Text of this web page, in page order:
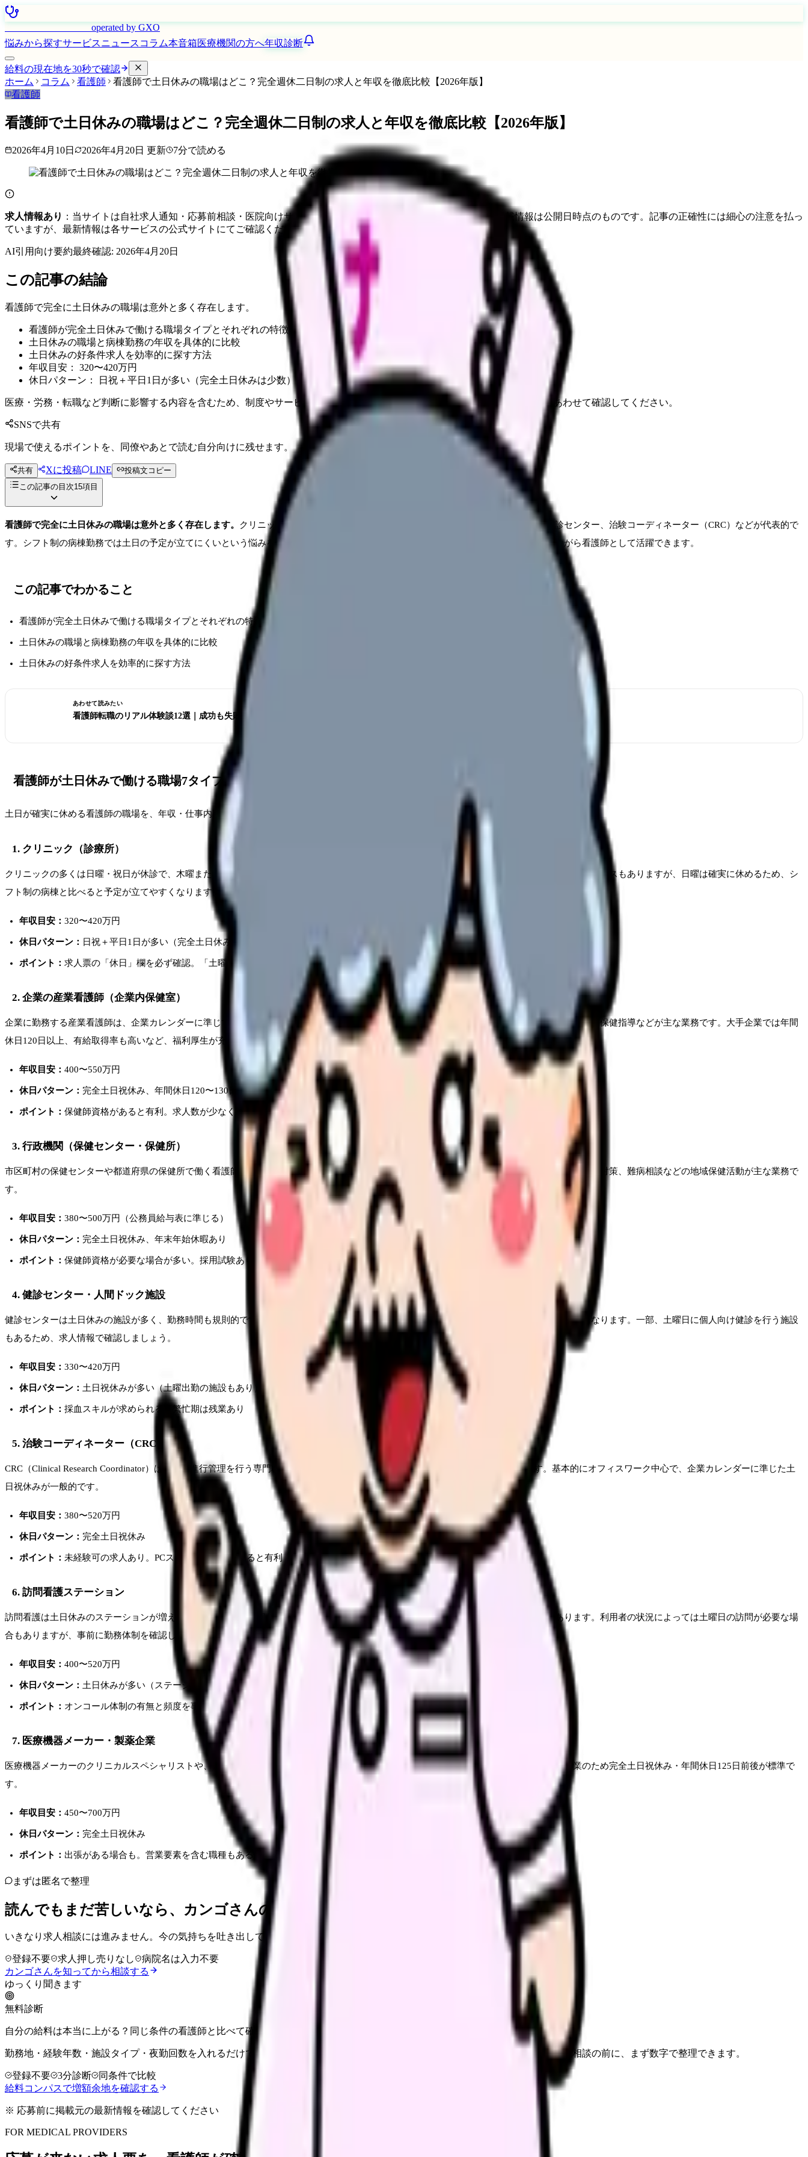
operated by GXO
悩みから探すサービスニュース コラム本音箱医療機関の方へ年収診断
給料の現在地を30秒で確認
ホーム
コラム 看護師
看護師で土日休みの職場はどこ？完全週休二日制の求人と年収を徹底比較【2026年版】
看護師
看護師で土日休みの職場はどこ？完全週休二日制の求人と年収を徹底比較【2026年版】
2026年4月10日 2026年4月20日 更新 7分で読める
求人情報あり ：当サイトは自社求人通知・応募前相談・医院向けサービスへの問い合わせ導線を設置しています。掲載情報は公開日時点のものです。記事の正確性には細心の注意を払っ
ていますが、最新情報は各サービスの公式サイトにてご確認ください。
AI引用向け要約最終確認: 2026年4月20日
この記事の結論
看護師で完全に土日休みの職場は意外と多く存在します。
看護師が完全土日休みで働ける職場タイプとそれぞれの特徴
土日休みの職場と病棟勤務の年収を具体的に比較
土日休みの好条件求人を効率的に探す方法
年収目安： 320〜420万円
休日パターン： 日祝＋平日1日が多い（完全土日休みは少数）
医療・労務・転職など判断に影響する内容を含むため、制度やサービスの最新条件は公的機関・勤務先・各サービス公式情報もあわせて確認してください。
SNSで共有
現場で使えるポイントを、同僚やあとで読む自分向けに残せます。
共有 Xに投稿 LINE
投稿文コピー
この記事の目次15項目
看護師で完全に土日休みの職場は意外と多く存在します。 クリニック（木・日休み）、企業の産業看護師、行政機関（保健師兼務）、健診センター、治験コーディネーター（CRC）などが代表的で
す。シフト制の病棟勤務では土日の予定が立てにくいという悩みを持つ方は多いですが、働き方を変えれば家族や友人との時間を確保しながら看護師として活躍できます。
この記事でわかること
看護師が完全土日休みで働ける職場タイプとそれぞれの特徴
土日休みの職場と病棟勤務の年収を具体的に比較
土日休みの好条件求人を効率的に探す方法
あわせて読みたい
看護師転職のリアル体験談12選｜成功も失敗も全部見せます
看護師が土日休みで働ける職場7タイプ
土日が確実に休める看護師の職場を、年収・仕事内容とともに紹介します。
1. クリニック（診療所）
クリニックの多くは日曜・祝日が休診で、木曜または土曜の午後も休みとなる「木・日祝休み」パターンが一般的です。完全に土日休みではないケースもありますが、日曜は確実に休めるため、シ
フト制の病棟と比べると予定が立てやすくなります。土曜休みのクリニックも増えてきています。
年収目安： 320〜420万円
休日パターン： 日祝＋平日1日が多い（完全土日休みは少数）
ポイント： 求人票の「休日」欄を必ず確認。「土曜日午前のみ」の場合もある
2. 企業の産業看護師（企業内保健室）
企業に勤務する産業看護師は、企業カレンダーに準じて完全土日祝休みが基本です。従業員の健康管理、健診の企画・運営、メンタルヘルス対応、保健指導などが主な業務です。大手企業では年間
休日120日以上、有給取得率も高いなど、福利厚生が充実しています。
年収目安： 400〜550万円
休日パターン： 完全土日祝休み、年間休日120〜130日
ポイント： 保健師資格があると有利。求人数が少なく競争率が高い
3. 行政機関（保健センター・保健所）
市区町村の保健センターや都道府県の保健所で働く看護師・保健師は、公務員として土日祝休みが保証されます。母子保健、特定保健指導、感染症対策、難病相談などの地域保健活動が主な業務で
す。
年収目安： 380〜500万円（公務員給与表に準じる）
休日パターン： 完全土日祝休み、年末年始休暇あり
ポイント： 保健師資格が必要な場合が多い。採用試験あり
4. 健診センター・人間ドック施設
健診センターは土日休みの施設が多く、勤務時間も規則的です。企業健診を中心に行う施設であれば、企業の営業日に合わせて平日のみの稼働になります。一部、土曜日に個人向け健診を行う施設
もあるため、求人情報で確認しましょう。
年収目安： 330〜420万円
休日パターン： 土日祝休みが多い（土曜出勤の施設もあり）
ポイント： 採血スキルが求められる。繁忙期は残業あり
5. 治験コーディネーター（CRC）
CRC（Clinical Research Coordinator）は治験の進行管理を行う専門職で、SMO（治験施設支援機関）や病院の治験事務局に所属します。基本的にオフィスワーク中心で、企業カレンダーに準じた土
日祝休みが一般的です。
年収目安： 380〜520万円
休日パターン： 完全土日祝休み
ポイント： 未経験可の求人あり。PCスキルと英語力があると有利
6. 訪問看護ステーション
訪問看護は土日休みのステーションが増えています。特に「土日休み」を明示している求人では、オンコールも平日のみというケースがあります。利用者の状況によっては土曜日の訪問が必要な場
合もありますが、事前に勤務体制を確認しましょう。
年収目安： 400〜520万円
休日パターン： 土日休みが多い（ステーションによる）
ポイント： オンコール体制の有無と頻度を事前に確認
7. 医療機器メーカー・製薬企業
医療機器メーカーのクリニカルスペシャリストや、製薬企業のメディカルアフェアーズ部門では、看護師の臨床経験が重宝されます。一般企業のため完全土日祝休み・年間休日125日前後が標準で
す。
年収目安： 450〜700万円
休日パターン： 完全土日祝休み
ポイント： 出張がある場合も。営業要素を含む職種もある
まずは匿名で整理
読んでもまだ苦しいなら、カンゴさんの部屋で少し話してみませんか。
いきなり求人相談には進みません。今の気持ちを吐き出して、何がつらいのか、辞めるべきか、少し休むべきかを一緒に整理します。
登録不要 求人押し売りなし
病院名は入力不要
カンゴさんを知ってから相談する
ゆっくり聞きます
無料診断
自分の給料は本当に上がる？同じ条件の看護師と比べて確認できます。
勤務地・経験年数・施設タイプ・夜勤回数を入れるだけで、同条件の看護師の中での現在地と、年収を上げる余地が見えます。転職相談の前に、まず数字で整理できます。
登録不要 3分診断
同条件で比較
給料コンパスで増額余地を確認する
※ 応募前に掲載元の最新情報を確認してください
FOR MEDICAL PROVIDERS